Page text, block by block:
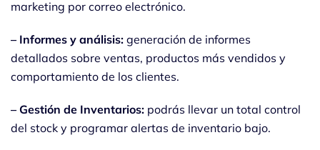
marketing por correo electrónico.
– Informes y análisis: generación de informes
detallados sobre ventas, productos más vendidos y
comportamiento de los clientes.
– Gestión de Inventarios: podrás llevar un total control
del stock y programar alertas de inventario bajo.